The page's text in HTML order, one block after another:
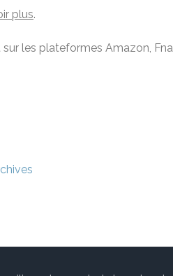
plus.
sur les plateformes Amazon,